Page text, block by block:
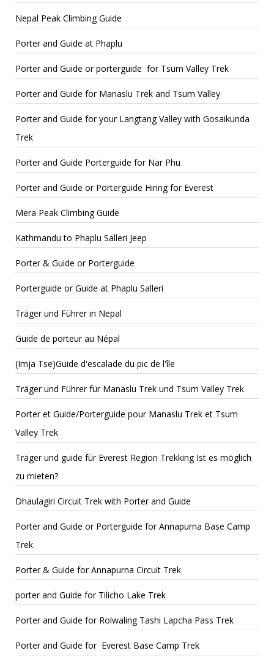
Nepal Peak Climbing Guide
Porter and Guide at Phaplu
Porter and Guide or porterguide for Tsum Valley Trek
Porter and Guide for Manaslu Trek and Tsum Valley
Porter and Guide for your Langtang Valley with Gosaikunda
Trek
Porter and Guide Porterguide for Nar Phu
Porter and Guide or Porterguide Hiring for Everest
Mera Peak Climbing Guide
Kathmandu to Phaplu Salleri Jeep
Porter & Guide or Porterguide
Porterguide or Guide at Phaplu Salleri
Träger und Führer in Nepal
Guide de porteur au Népal
(Imja Tse)Guide d'escalade du pic de l'île
Träger und Führer für Manaslu Trek und Tsum Valley Trek
Porter et Guide/Porterguide pour Manaslu Trek et Tsum
Valley Trek
Träger und guide für Everest Region Trekking Ist es möglich
zu mieten?
Dhaulagiri Circuit Trek with Porter and Guide
Porter and Guide or Porterguide for Annapurna Base Camp
Trek
Porter & Guide for Annapurna Circuit Trek
porter and Guide for Tilicho Lake Trek
Porter and Guide for Rolwaling Tashi Lapcha Pass Trek
Porter and Guide for Everest Base Camp Trek